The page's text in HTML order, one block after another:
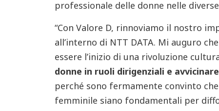
professionale delle donne nelle
“Con Valore D, rinnoviamo il nostro
all’interno di NTT DATA. Mi auguro
essere l’inizio di una rivoluzione
donne in ruoli dirigenziali e
perché sono fermamente convinto
femminile siano fondamentali per